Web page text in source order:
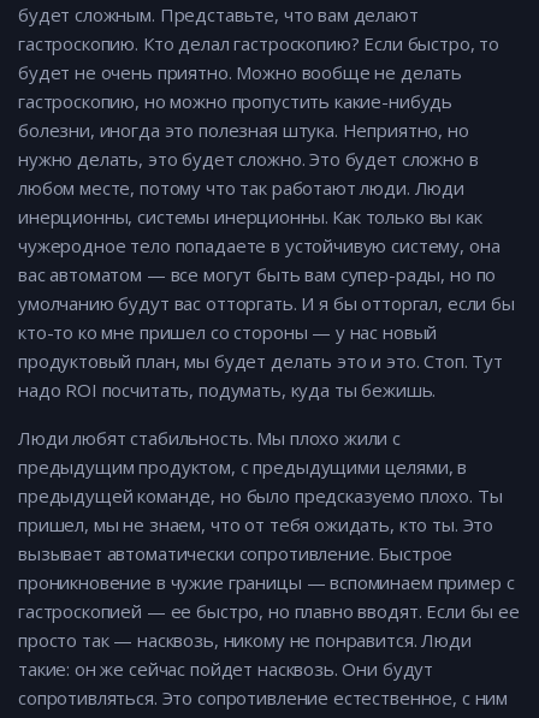
будет сложным. Представьте, что вам делают
гастроскопию. Кто делал гастроскопию? Если быстро, то
будет не очень приятно. Можно вообще не делать
гастроскопию, но можно пропустить какие-нибудь
болезни, иногда это полезная штука. Неприятно, но
нужно делать, это будет сложно. Это будет сложно в
любом месте, потому что так работают люди. Люди
инерционны, системы инерционны. Как только вы как
чужеродное тело попадаете в устойчивую систему, она
вас автоматом — все могут быть вам супер-рады, но по
умолчанию будут вас отторгать. И я бы отторгал, если бы
кто-то ко мне пришел со стороны — у нас новый
продуктовый план, мы будет делать это и это. Стоп. Тут
надо ROI посчитать, подумать, куда ты бежишь.
Люди любят стабильность. Мы плохо жили с
предыдущим продуктом, с предыдущими целями, в
предыдущей команде, но было предсказуемо плохо. Ты
пришел, мы не знаем, что от тебя ожидать, кто ты. Это
вызывает автоматически сопротивление. Быстрое
проникновение в чужие границы — вспоминаем пример с
гастроскопией — ее быстро, но плавно вводят. Если бы ее
просто так — насквозь, никому не понравится. Люди
такие: он же сейчас пойдет насквозь. Они будут
сопротивляться. Это сопротивление естественное, с ним